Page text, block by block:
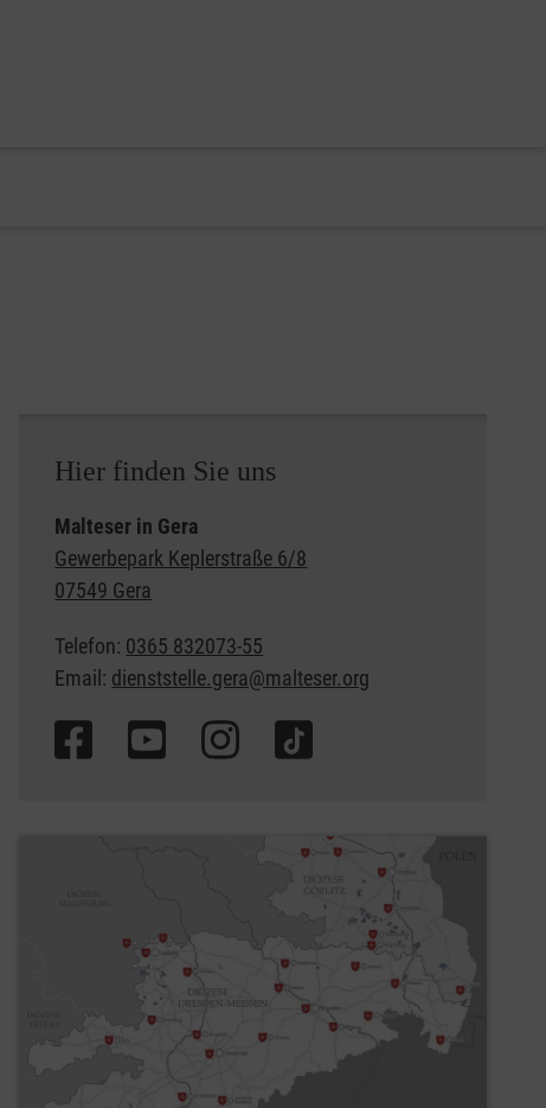
Hier finden Sie uns
Malteser in Gera
Gewerbepark Keplerstraße 6/8
07549 Gera
Telefon: 0365 832073-55
Email: dienststelle.gera@malteser.org